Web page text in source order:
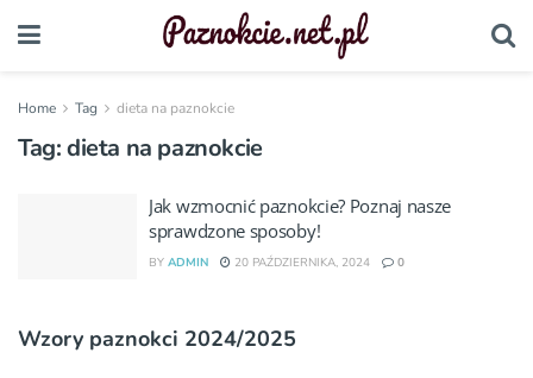
Home Tag dieta na paznokcie
Tag:dieta na paznokcie
Jak wzmocnić paznokcie? Poznaj nasze
sprawdzone sposoby!
BY ADMIN 20 PAŹDZIERNIKA, 2024 0
Wzory paznokci 2024/2025